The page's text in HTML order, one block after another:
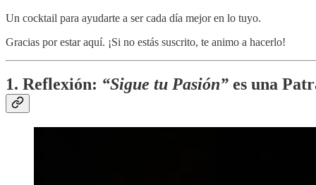
Un cocktail para ayudarte a ser cada día mejor en lo tuyo.
Gracias por estar aquí. ¡Si no estás suscrito, te animo a hacerlo!
1. Reflexión: “Sigue tu Pasión” es una